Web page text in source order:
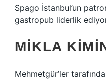
Spago İstanbul’un
gastropub liderlik
MIKLA
Mehmetgür’ler